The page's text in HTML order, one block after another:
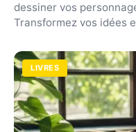
dessiner vos
Transformez vos idées
LIVRES